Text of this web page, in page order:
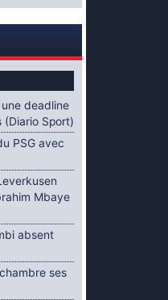
deadline
(Diario Sport)
PSG avec
Mbaye
absent
ses